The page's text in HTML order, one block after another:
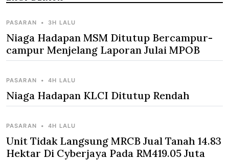
PASARAN • 3H LALU
Niaga Hadapan MSM Ditutup Bercampur-
campur Menjelang Laporan Julai MPOB
PASARAN • 4H LALU
Niaga Hadapan KLCI Ditutup Rendah
PASARAN • 4H LALU
Unit Tidak Langsung MRCB Jual Tanah 14.83
Hektar Di Cyberjaya Pada RM419.05 Juta